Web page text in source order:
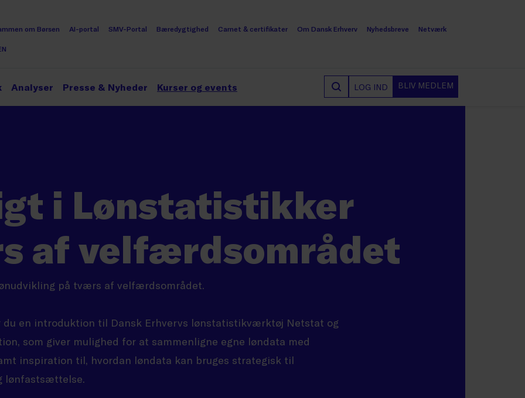
om Børsen AI-portal SMV-Portal Bæredygtighed Carnet & certifikater Om Dansk Erhverv Nyhedsbreve Netværk
Analyser Presse & Nyheder Kurser og events LOG IND BLIV MEDLEM
i Lønstatistikker
af velfærdsområdet
på tværs af velfærdsområdet.
du en introduktion til Dansk Erhvervs lønstatistikværktøj Netstat og
som giver mulighed for at sammenligne egne løndata med
inspiration til, hvordan løndata kan bruges strategisk til
lønfastsættelse.